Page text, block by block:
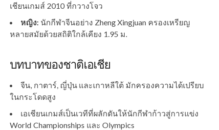
เชียนเกมส์ 2010 ที่กวางโจว
หญิง: นักกีฬาจีนอย่าง Zheng Xingjuan ครองเหรียญ
หลายสมัยด้วยสถิติใกล้เคียง 1.95 ม.
บทบาทของชาติเอเชีย
จีน, กาตาร์, ญี่ปุ่น และเกาหลีใต้ มักครองความได้เปรียบ
ในกระโดดสูง
เอเชียนเกมส์เป็นเวทีที่ผลักดันให้นักกีฬาก้าวสู่การแข่ง
World Championships และ Olympics